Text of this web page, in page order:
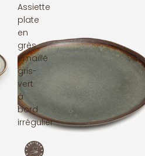
Assiette
plate
en
grès
émaillé
gris-
vert
à
bord
irrégulier